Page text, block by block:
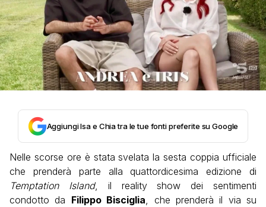
Aggiungi Isa e Chia tra le tue fonti preferite su Google
Nelle scorse ore è stata svelata la sesta coppia ufficiale
che prenderà parte alla quattordicesima edizione di
Temptation Island, il reality show dei sentimenti
condotto da Filippo Bisciglia, che prenderà il via su